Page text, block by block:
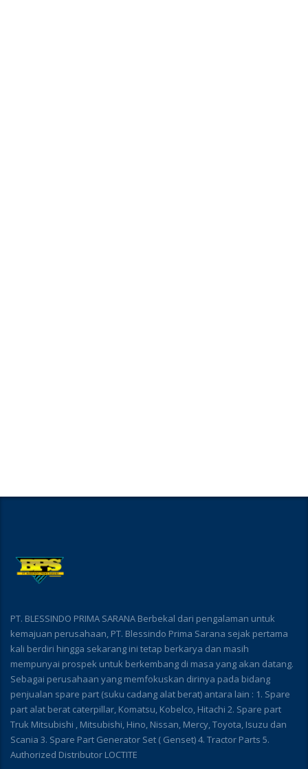
PT. BLESSINDO PRIMA SARANA Berbekal dari pengalaman untuk
kemajuan perusahaan, PT. Blessindo Prima Sarana sejak pertama
kali berdiri hingga sekarang ini tetap berkarya dan masih
mempunyai prospek untuk berkembang di masa yang akan datang.
Sebagai perusahaan yang memfokuskan dirinya pada bidang
penjualan spare part (suku cadang alat berat) antara lain : 1. Spare
part alat berat caterpillar, Komatsu, Kobelco, Hitachi 2. Spare part
Truk Mitsubishi , Mitsubishi, Hino, Nissan, Mercy, Toyota, Isuzu dan
Scania 3. Spare Part Generator Set ( Genset) 4. Tractor Parts 5.
Authorized Distributor LOCTITE